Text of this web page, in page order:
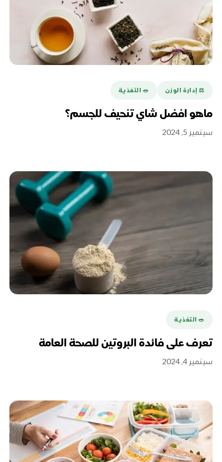
⚖️ إدارة الوزن 🥗 التغذية
ماهو افضل شاي تنحيف للجسم؟
سبتمبر 5, 2024
🥗 التغذية
تعرف على فائدة البروتين للصحة العامة
سبتمبر 4, 2024